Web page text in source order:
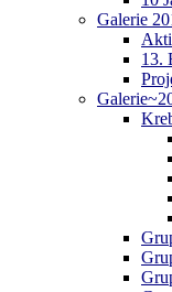
Galerie
13.